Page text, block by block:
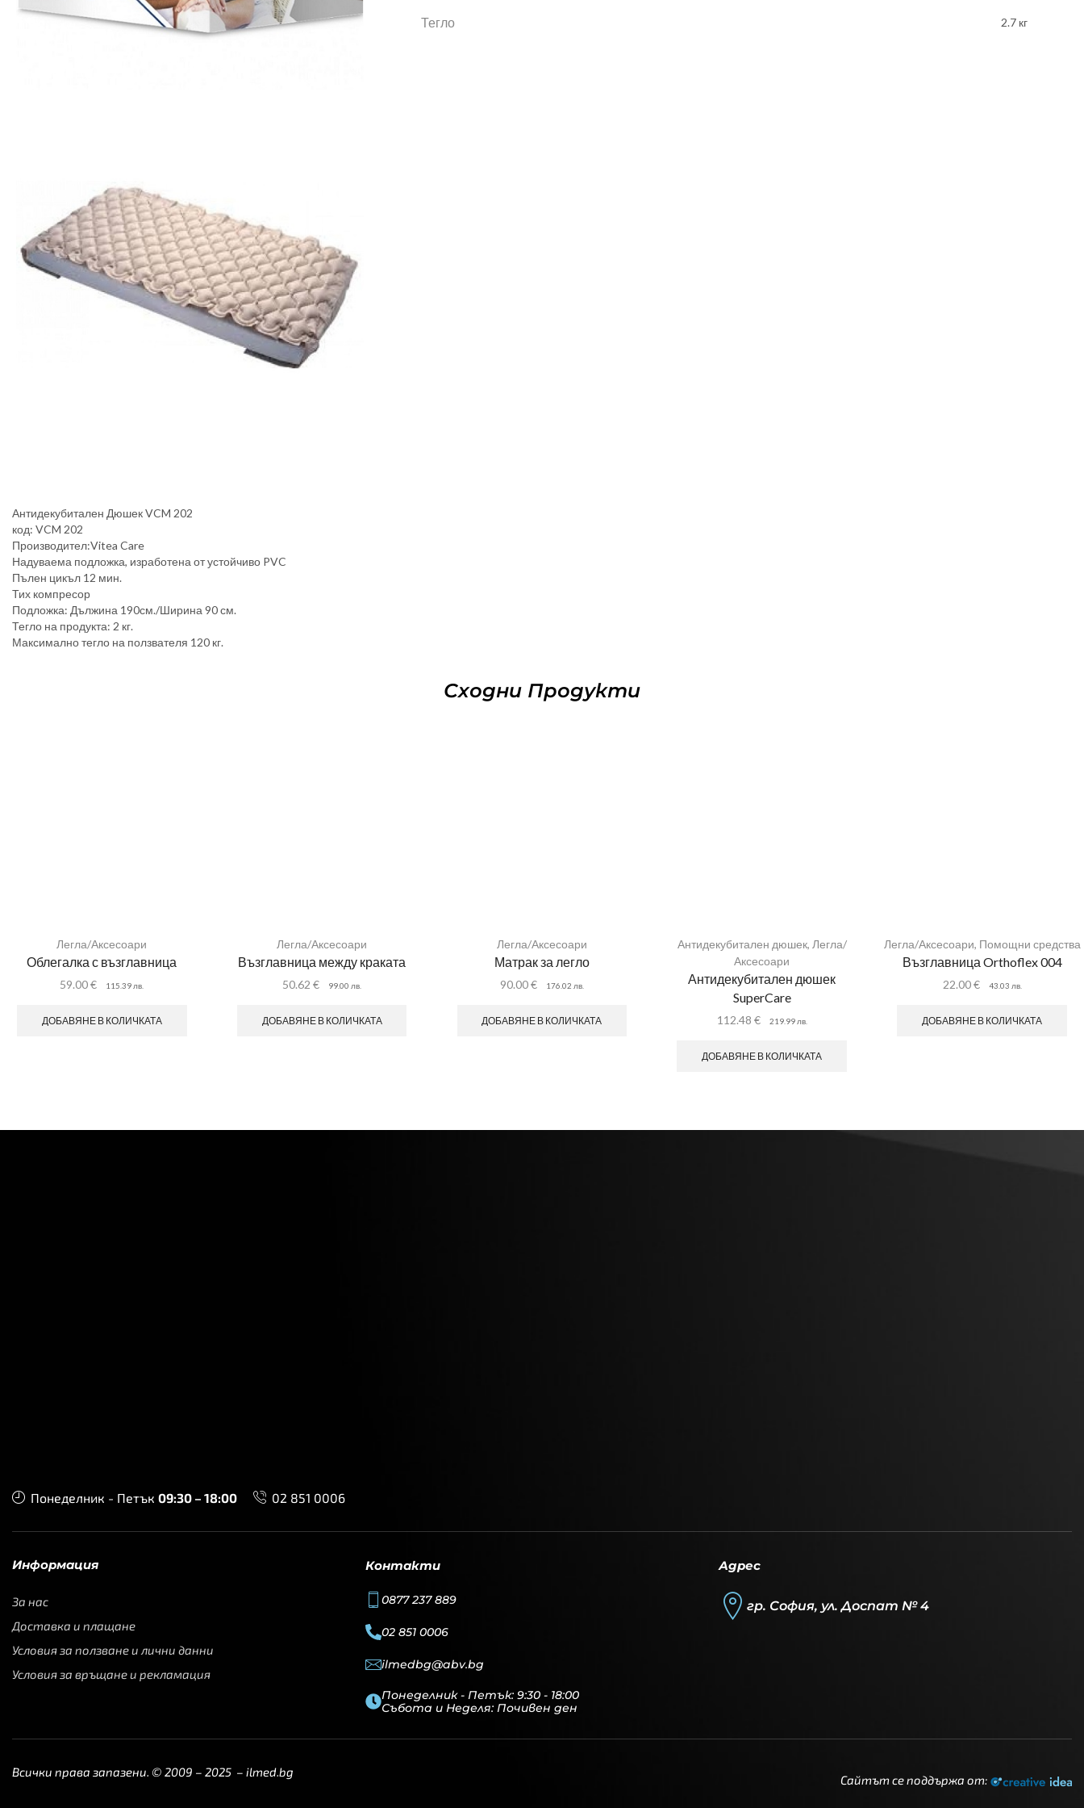
Тегло 2.7 кг
Антидекубитален Дюшек VCM 202
код: VCM 202
Производител:Vitea Care
Надуваема подложка, изработена от устойчиво PVC
Пълен цикъл 12 мин.
Тих компресор
Подложка: Дължина 190см./Ширина 90 см.
Тегло на продукта: 2 кг.
Максимално тегло на ползвателя 120 кг.
Сходни Продукти
Легла/Аксесоари
Облегалка с възглавница
59.00€ 115.39 лв.
ДОБАВЯНЕ В КОЛИЧКАТА
Легла/Аксесоари
Възглавница между краката
50.62€ 99.00 лв.
ДОБАВЯНЕ В КОЛИЧКАТА
Легла/Аксесоари
Матрак за легло
90.00€ 176.02 лв.
ДОБАВЯНЕ В КОЛИЧКАТА
Антидекубитален дюшек, Легла/
Аксесоари
Антидекубитален дюшек
SuperCare
112.48 € 219.99 лв.
ДОБАВЯНЕ В КОЛИЧКАТА
Легла/Аксесоари, Помощни средства
Възглавница Orthoflex 004
22.00€ 43.03 лв.
ДОБАВЯНЕ В КОЛИЧКАТА
Понеделник - Петък 09:30 – 18:00 02 851 0006
Информация
За нас
Доставка и плащане
Условия за ползване и лични данни
Условия за връщане и рекламация
Контакти
0877 237 889
02 851 0006
ilmedbg@abv.bg
Понеделник - Петък: 9:30 - 18:00
Събота и Неделя: Почивен ден
Адрес
гр. София, ул. Доспат № 4
Всички права запазени. © 2009 – 2025 – ilmed.bg
Сайтът се поддържа от: